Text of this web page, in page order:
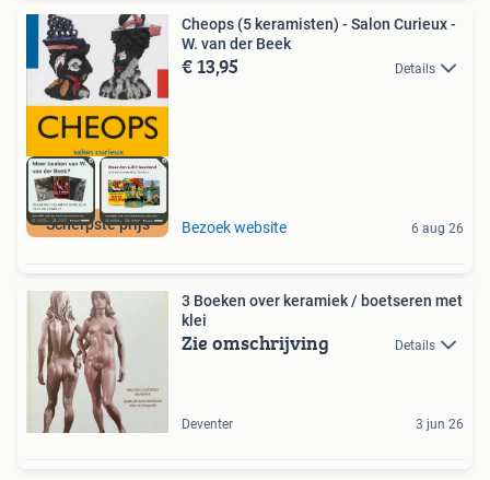
Scherpste prijs
Cheops (5 keramisten) - Salon Curieux -
W. van der Beek
€ 13,95 Details
Bezoek website 6 aug 26
3 Boeken over keramiek / boetseren met
klei
Zie omschrijving Details
Deventer 3 jun 26